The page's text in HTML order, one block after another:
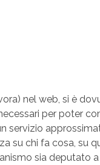
nel web, si è
per poter
servizio
su chi fa cosa, su
sia deputato a